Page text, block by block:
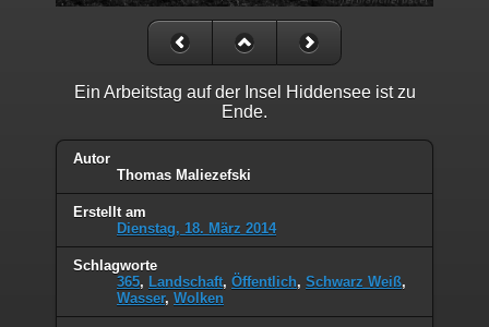
Ein Arbeitstag auf der Insel Hiddensee ist zu
Ende.
Autor
Thomas Maliezefski
Erstellt am
Dienstag, 18. März 2014
Schlagworte
365, Landschaft, Öffentlich, Schwarz Weiß,
Wasser, Wolken